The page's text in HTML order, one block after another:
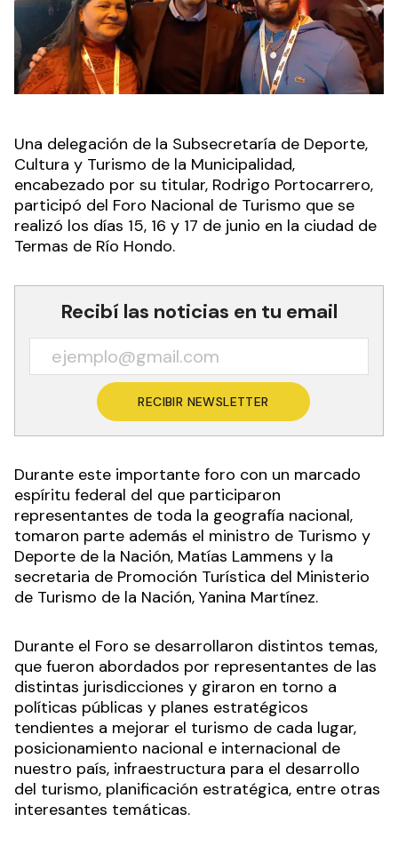
Una delegación de la Subsecretaría de Deporte,
Cultura y Turismo de la Municipalidad,
encabezado por su titular, Rodrigo Portocarrero,
participó del Foro Nacional de Turismo que se
realizó los días 15, 16 y 17 de junio en la ciudad de
Termas de Río Hondo.
Recibí las noticias en tu email
RECIBIR NEWSLETTER
Durante este importante foro con un marcado
espíritu federal del que participaron
representantes de toda la geografía nacional,
tomaron parte además el ministro de Turismo y
Deporte de la Nación, Matías Lammens y la
secretaria de Promoción Turística del Ministerio
de Turismo de la Nación, Yanina Martínez.
Durante el Foro se desarrollaron distintos temas,
que fueron abordados por representantes de las
distintas jurisdicciones y giraron en torno a
políticas públicas y planes estratégicos
tendientes a mejorar el turismo de cada lugar,
posicionamiento nacional e internacional de
nuestro país, infraestructura para el desarrollo
del turismo, planificación estratégica, entre otras
interesantes temáticas.